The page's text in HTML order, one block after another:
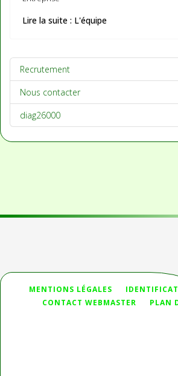
Lire la suite : L'équipe
Recrutement
Nous contacter
diag26000
MENTIONS LÉGALES
CONTACT WEBMASTER
PLAN